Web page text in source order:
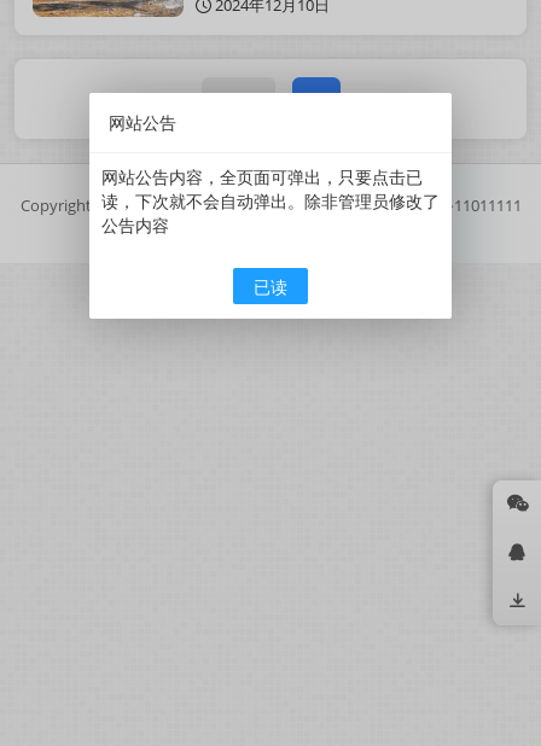
1 / 1 1
Copyright 2025鲜果博客.基于Z-BlogPHP搭建.// 京ICP备11011111
号
网站公告
网站公告内容，全页面可弹出，只要点击已
读，下次就不会自动弹出。除非管理员修改了
公告内容
已读